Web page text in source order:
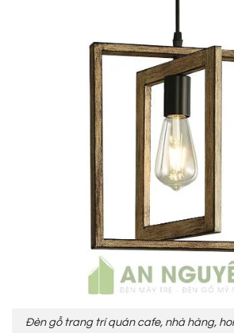
Đèn gỗ trang trí quán cafe, nhà hàng,